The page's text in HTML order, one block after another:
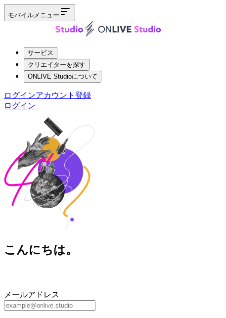
モバイルメニュー
サービス
クリエイターを探す
ONLIVE Studioについて
ログインアカウント登録
ログイン
こんにちは。
メールアドレス